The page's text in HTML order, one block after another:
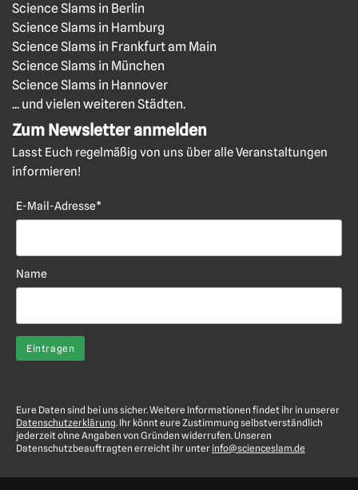
Science Slams in Berlin
Science Slams in Hamburg
Science Slams in Frankfurt am Main
Science Slams in München
Science Slams in Hannover
... und vielen weiteren Städten.
Zum Newsletter anmelden
Lasst Euch regelmäßig von uns über alle Veranstaltungen
informieren!
E-Mail-Adresse*
Name
Eure Daten sind bei uns sicher. Weitere Informationen findet ihr in unserer
Datenschutzerklärung. Ihr könnt eure Zustimmung selbstverständlich
jederzeit ohne Angaben von Gründen widerrufen. Unseren
Datenschutzbeauftragten erreicht ihr unter info@scienceslam.de